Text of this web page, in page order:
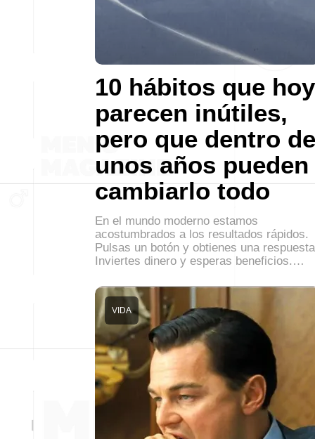
10 hábitos que hoy
parecen inútiles,
pero que dentro de
unos años pueden
cambiarlo todo
En el mundo moderno estamos
acostumbrados a los resultados rápidos.
Pulsas un botón y obtienes una
Inviertes dinero y esperas beneficios.…
VIDA